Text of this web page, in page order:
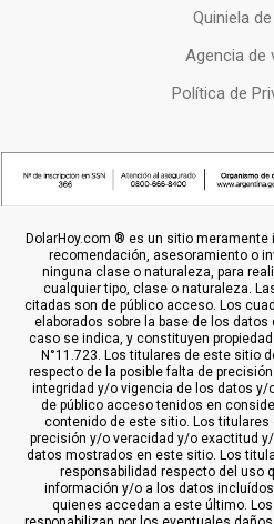
Quiniela
Agencia de
Política de
DolarHoy.com ® es un sitio meramente
recomendación, asesoramiento o
ninguna clase o naturaleza, para
cualquier tipo, clase o naturaleza.
citadas son de público acceso. Los
elaborados sobre la base de los
caso se indica, y constituyen
N°11.723. Los titulares de este sitio
respecto de la posible falta de
integridad y/o vigencia de los datos
de público acceso tenidos en
contenido de este sitio. Los
precisión y/o veracidad y/o exactitud
datos mostrados en este sitio. Los
responsabilidad respecto del uso
información y/o a los datos
quienes accedan a este último.